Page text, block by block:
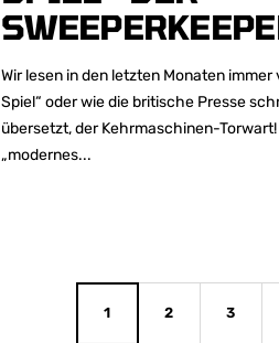
Wir lesen in den letzten Monaten
Spiel“ oder wie die britische Presse
übersetzt, der Kehrmaschinen-
„modernes...
1 2 3